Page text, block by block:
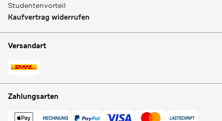
Studentenvorteil
Kaufvertrag widerrufen
Versandart
Zahlungsarten